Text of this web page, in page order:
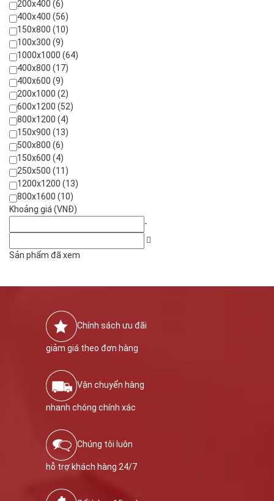
200x400 (6)
400x400 (56)
150x800 (10)
100x300 (9)
1000x1000 (64)
400x800 (17)
400x600 (9)
200x1000 (2)
600x1200 (52)
800x1200 (4)
150x900 (13)
500x800 (6)
150x600 (4)
250x500 (11)
1200x1200 (13)
800x1600 (10)
Khoảng giá (VNĐ)
-
Sản phẩm đã xem
Chính sách ưu đãi
giảm giá theo đơn hàng
Vận chuyển hàng
nhanh chóng chính xác
Chúng tôi luôn
hỗ trợ khách hàng 24/7